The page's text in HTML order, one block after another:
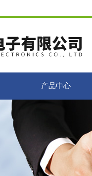
产品中心